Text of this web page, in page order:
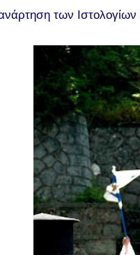
των Ιστολογίων